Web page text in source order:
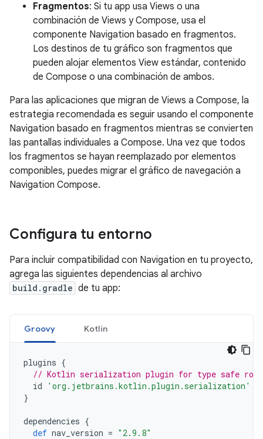
Fragmentos: Si tu app usa Views o una
combinación de Views y Compose, usa el
componente Navigation basado en fragmentos.
Los destinos de tu gráfico son fragmentos que
pueden alojar elementos View estándar, contenido
de Compose o una combinación de ambos.
Para las aplicaciones que migran de Views a Compose, la
estrategia recomendada es seguir usando el componente
Navigation basado en fragmentos mientras se convierten
las pantallas individuales a Compose. Una vez que todos
los fragmentos se hayan reemplazado por elementos
componibles, puedes migrar el gráfico de navegación a
Navigation Compose.
Configura tu entorno
Para incluir compatibilidad con Navigation en tu proyecto,
agrega las siguientes dependencias al archivo
build.gradle de tu app:
Groovy Kotlin
plugins {
// Kotlin serialization plugin for type safe
id
'org.jetbrains.kotlin.plugin.serialization'
}
dependencies {
def nav_version = "2.9.8"